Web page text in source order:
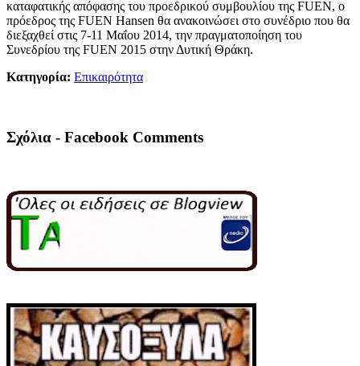
καταφατικής απόφασης του προεδρικού συμβουλίου της FUEN, ο
πρόεδρος της FUEN Hansen θα ανακοινώσει στο συνέδριο που θα
διεξαχθεί στις 7-11 Μαΐου 2014, την πραγματοποίηση του
Συνεδρίου της FUEN 2015 στην Δυτική Θράκη.
Κατηγορία: Επικαιρότητα
Σχόλια - Facebook Comments